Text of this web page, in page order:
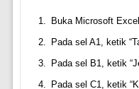
Buka Microsoft
Pada sel A1, ketik
Pada sel B1, ketik
Pada sel C1, ketik